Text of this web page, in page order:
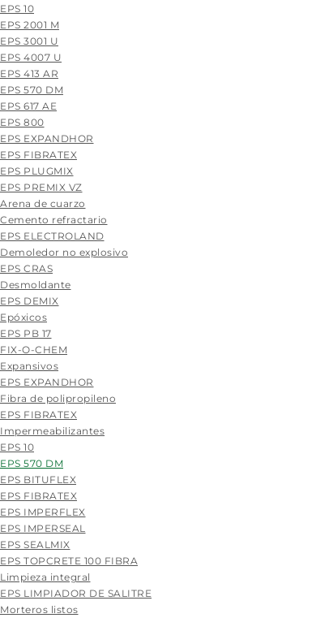
EPS 10
EPS 2001 M
EPS 3001 U
EPS 4007 U
EPS 413 AR
EPS 570 DM
EPS 617 AE
EPS 800
EPS EXPANDHOR
EPS FIBRATEX
EPS PLUGMIX
EPS PREMIX VZ
Arena de cuarzo
Cemento refractario
EPS ELECTROLAND
Demoledor no explosivo
EPS CRAS
Desmoldante
EPS DEMIX
Epóxicos
EPS PB 17
FIX-O-CHEM
Expansivos
EPS EXPANDHOR
Fibra de polipropileno
EPS FIBRATEX
Impermeabilizantes
EPS 10
EPS 570 DM
EPS BITUFLEX
EPS FIBRATEX
EPS IMPERFLEX
EPS IMPERSEAL
EPS SEALMIX
EPS TOPCRETE 100 FIBRA
Limpieza integral
EPS LIMPIADOR DE SALITRE
Morteros listos